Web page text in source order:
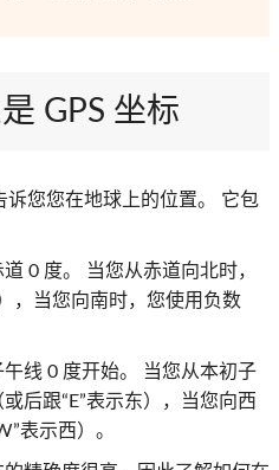
GPS 坐标
诉您您在地球上的位置。 它包
0 度。 当您从赤道向北时，
，当您向南时，您使用负数
线 0 度开始。 当您从本初子
后跟“E”表示东），当您向西
表示西）。